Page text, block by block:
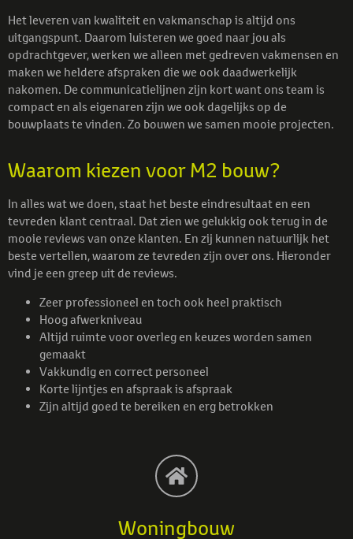
Het leveren van kwaliteit en vakmanschap is altijd ons
uitgangspunt. Daarom luisteren we goed naar jou als
opdrachtgever, werken we alleen met gedreven vakmensen en
maken we heldere afspraken die we ook daadwerkelijk
nakomen. De communicatielijnen zijn kort want ons team is
compact en als eigenaren zijn we ook dagelijks op de
bouwplaats te vinden. Zo bouwen we samen mooie projecten.
Waarom kiezen voor M2 bouw?
In alles wat we doen, staat het beste eindresultaat en een
tevreden klant centraal. Dat zien we gelukkig ook terug in de
mooie reviews van onze klanten. En zij kunnen natuurlijk het
beste vertellen, waarom ze tevreden zijn over ons. Hieronder
vind je een greep uit de reviews.
Zeer professioneel en toch ook heel praktisch
Hoog afwerkniveau
Altijd ruimte voor overleg en keuzes worden samen
gemaakt
Vakkundig en correct personeel
Korte lijntjes en afspraak is afspraak
Zijn altijd goed te bereiken en erg betrokken
Woningbouw